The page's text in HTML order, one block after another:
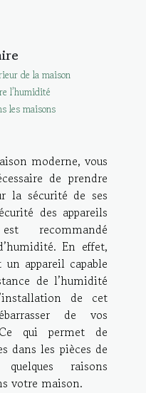
de la maison
l’humidité
les maisons
moderne, vous
de prendre
la sécurité de ses
des appareils
recommandé
En effet,
un appareil capable
de l’humidité
de cet
de vos
qui permet de
dans les pièces de
raisons
votre maison.